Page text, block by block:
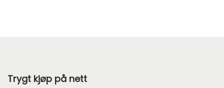
p
Trygt kjøp på nett